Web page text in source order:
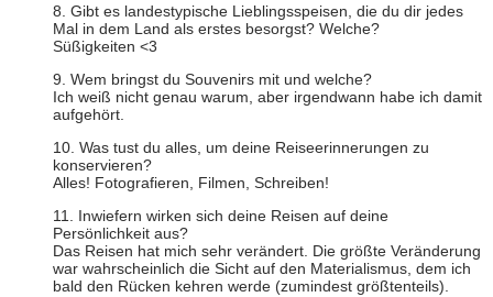
8. Gibt es landestypische Lieblingsspeisen, die du dir jedes
Mal in dem Land als erstes besorgst? Welche?
Süßigkeiten <3
9. Wem bringst du Souvenirs mit und welche?
Ich weiß nicht genau warum, aber irgendwann habe ich damit
aufgehört.
10. Was tust du alles, um deine Reiseerinnerungen zu
konservieren?
Alles! Fotografieren, Filmen, Schreiben!
11. Inwiefern wirken sich deine Reisen auf deine
Persönlichkeit aus?
Das Reisen hat mich sehr verändert. Die größte Veränderung
war wahrscheinlich die Sicht auf den Materialismus, dem ich
bald den Rücken kehren werde (zumindest größtenteils).